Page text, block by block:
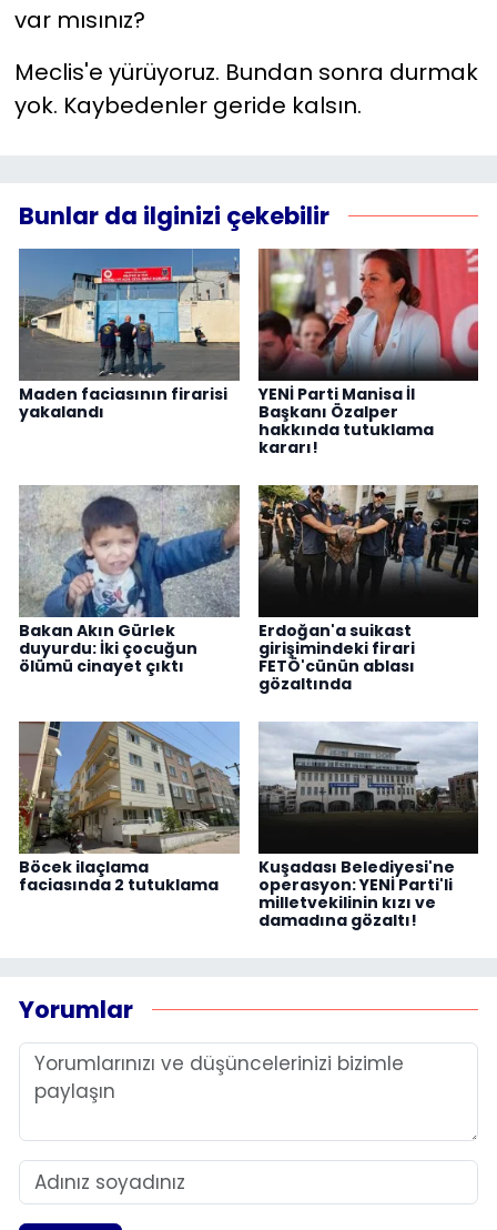
var mısınız?
Meclis'e yürüyoruz. Bundan sonra durmak
yok. Kaybedenler geride kalsın.
Bunlar da ilginizi çekebilir
Maden faciasının firarisi
yakalandı
YENİ Parti Manisa İl
Başkanı Özalper
hakkında tutuklama
kararı!
Bakan Akın Gürlek
duyurdu: İki çocuğun
ölümü cinayet çıktı
Erdoğan'a suikast
girişimindeki firari
FETÖ'cünün ablası
gözaltında
Böcek ilaçlama
faciasında 2 tutuklama
Kuşadası Belediyesi'ne
operasyon: YENİ Parti'li
milletvekilinin kızı ve
damadına gözaltı!
Yorumlar